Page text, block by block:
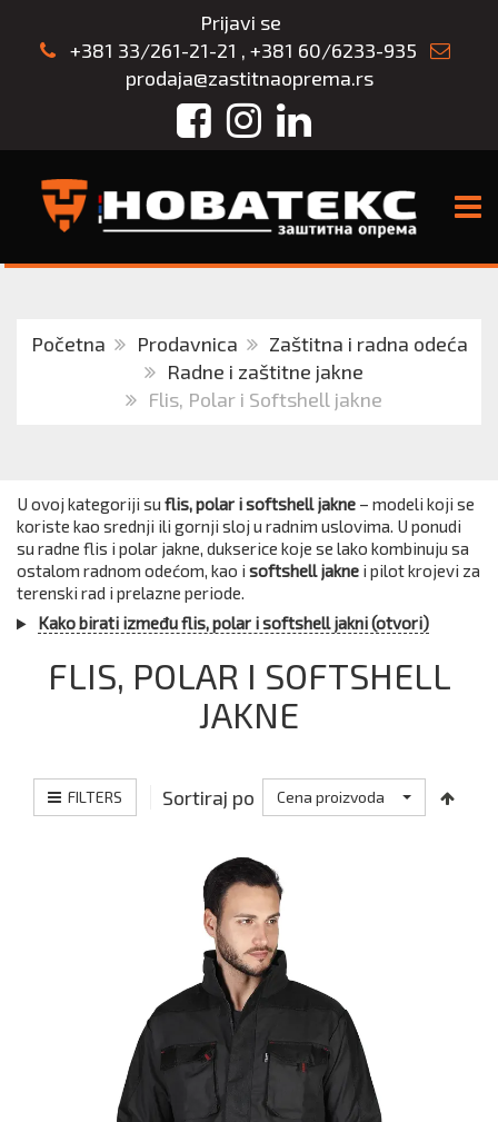
Prijavi se
+381 33/261-21-21 , +381 60/6233-935
prodaja@zastitnaoprema.rs
FacebookInstagram
LinkedIn
Početna Prodavnica
Zaštitna i radna odeća
Radne i zaštitne jakne
Flis, Polar i Softshell jakne
U ovoj kategoriji su flis, polar i softshell jakne – modeli koji se
koriste kao srednji ili gornji sloj u radnim uslovima. U ponudi
su radne flis i polar jakne, dukserice koje se lako kombinuju sa
ostalom radnom odećom, kao i softshell jakne i pilot krojevi za
terenski rad i prelazne periode.
Kako birati između flis, polar i softshell jakni (otvori)
FLIS, POLAR I SOFTSHELL
JAKNE
FILTERS Sortiraj po Cena proizvoda